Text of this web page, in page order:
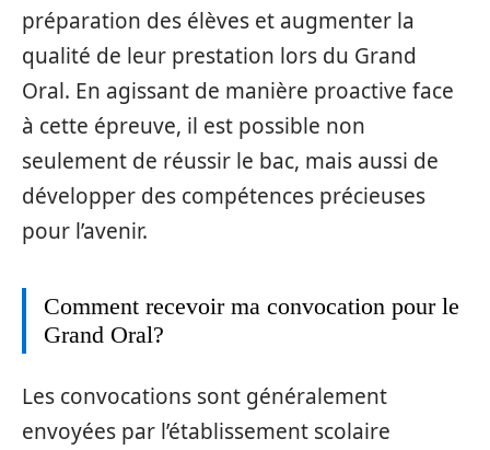
préparation des élèves et augmenter la
qualité de leur prestation lors du Grand
Oral. En agissant de manière proactive face
à cette épreuve, il est possible non
seulement de réussir le bac, mais aussi de
développer des compétences précieuses
pour l’avenir.
Comment recevoir ma convocation pour le
Grand Oral?
Les convocations sont généralement
envoyées par l’établissement scolaire